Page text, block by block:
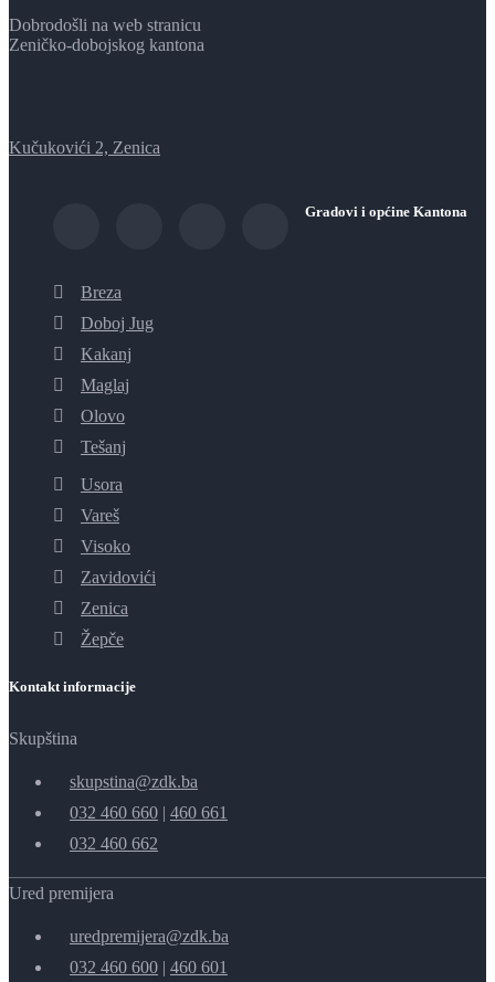
Dobrodošli na web stranicu
Zeničko-dobojskog kantona
Kučukovići 2, Zenica
Gradovi i općine Kantona
Breza
Doboj Jug
Kakanj
Maglaj
Olovo
Tešanj
Usora
Vareš
Visoko
Zavidovići
Zenica
Žepče
Kontakt informacije
Skupština
skupstina@zdk.ba
032 460 660 | 460 661
032 460 662
Ured premijera
uredpremijera@zdk.ba
032 460 600 | 460 601